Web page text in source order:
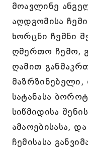
მოავლინე
აღდგომისა
ხორცნი ჩემნი
ღმერთო ჩემო,
ღამით
მაზრზინებელი,
სატანასა
სიწმიდისა
ამაოებისასა,
ჩემისასა